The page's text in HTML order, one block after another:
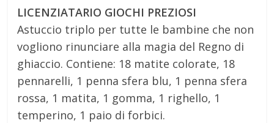
LICENZIATARIO GIOCHI PREZIOSI
Astuccio triplo per tutte le bambine che non
vogliono rinunciare alla magia del Regno di
ghiaccio. Contiene: 18 matite colorate, 18
pennarelli, 1 penna sfera blu, 1 penna sfera
rossa, 1 matita, 1 gomma, 1 righello, 1
temperino, 1 paio di forbici.